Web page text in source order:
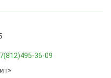
36-09